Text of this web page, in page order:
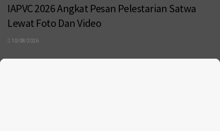
IAPVC 2026 Angkat Pesan Pelestarian Satwa
Lewat Foto Dan Video
10/08/2026